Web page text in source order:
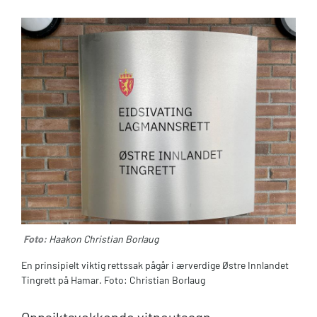
Foto: Haakon Christian Borlaug
En prinsipielt viktig rettssak pågår i ærverdige Østre Innlandet
Tingrett på Hamar. Foto: Christian Borlaug